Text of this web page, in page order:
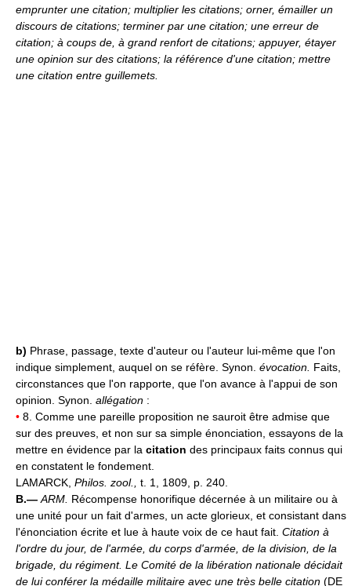
emprunter une citation; multiplier les citations; orner, émailler un
discours de citations; terminer par une citation; une erreur de
citation; à coups de, à grand renfort de citations; appuyer, étayer
une opinion sur des citations; la référence d'une citation; mettre
une citation entre guillemets.
b) Phrase, passage, texte d'auteur ou l'auteur lui-même que l'on
indique simplement, auquel on se réfère. Synon. évocation. Faits,
circonstances que l'on rapporte, que l'on avance à l'appui de son
opinion. Synon. allégation :
• 8. Comme une pareille proposition ne sauroit être admise que
sur des preuves, et non sur sa simple énonciation, essayons de la
mettre en évidence par la citation des principaux faits connus qui
en constatent le fondement.
LAMARCK, Philos. zool., t. 1, 1809, p. 240.
B.— ARM. Récompense honorifique décernée à un militaire ou à
une unité pour un fait d'armes, un acte glorieux, et consistant dans
l'énonciation écrite et lue à haute voix de ce haut fait. Citation à
l'ordre du jour, de l'armée, du corps d'armée, de la division, de la
brigade, du régiment. Le Comité de la libération nationale décidait
de lui conférer la médaille militaire avec une très belle citation (DE